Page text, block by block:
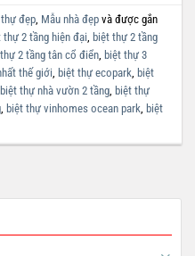
đẹp, Mẫu nhà đẹp và được gắn
thự 2 tầng hiện đại, biệt thự 2 tầng
2 tầng tân cổ điển, biệt thự 3
thế giới, biệt thự ecopark, biệt
biệt thự nhà vườn 2 tầng, biệt thự
, biệt thự vinhomes ocean park, biệt